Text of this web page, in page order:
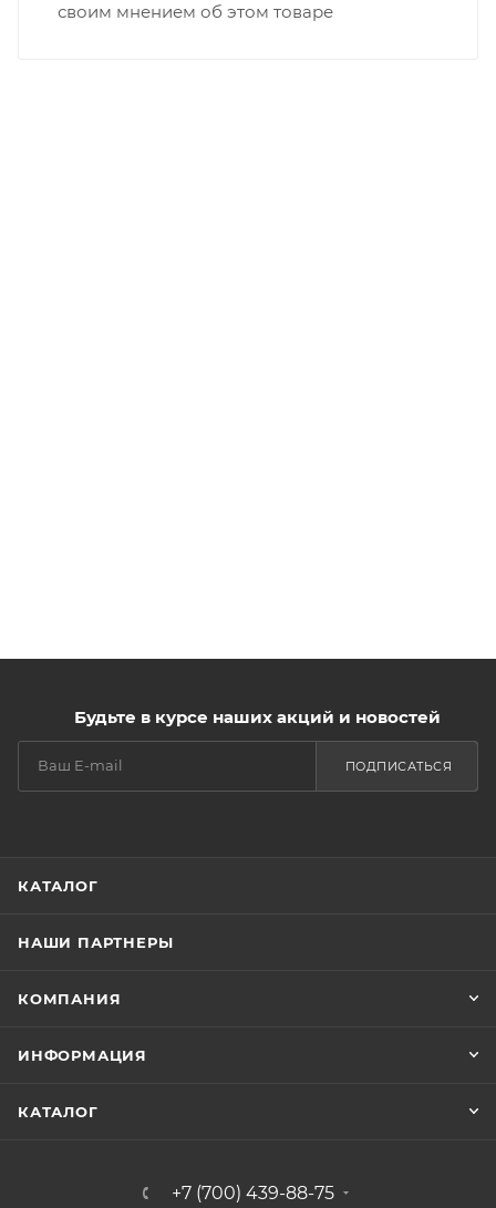
своим мнением об этом товаре
Будьте в курсе наших акций и новостей
ПОДПИСАТЬСЯ
КАТАЛОГ
НАШИ ПАРТНЕРЫ
КОМПАНИЯ
ИНФОРМАЦИЯ
КАТАЛОГ
+7 (700) 439-88-75